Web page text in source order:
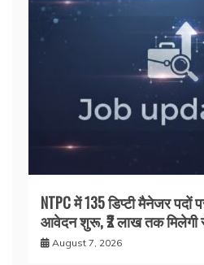
NTPC में 135 डिप्टी मैनेजर पदों
आवेदन शुरू, ₹2 लाख तक मिलेगी
August 7, 2026